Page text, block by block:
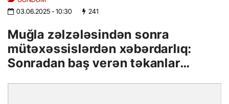
03.06.2025- 10:30 241
Muğla zəlzələsindən sonra
mütəxəssislərdən xəbərdarlıq:
Sonradan baş verən təkanlar…